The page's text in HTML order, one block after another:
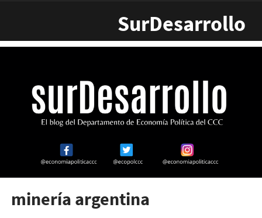
SurDesarrollo
minería argentina